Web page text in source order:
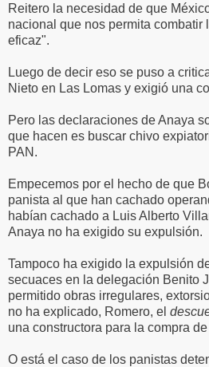
Reitero la necesidad de que
nacional que nos permita combatir
eficaz".
Luego de decir eso se puso a
Nieto en Las Lomas y exigió una
Pero las declaraciones de Anaya
que hacen es buscar chivo
PAN.
Empecemos por el hecho de que
panista al que han cachado
habían cachado a Luis Alberto
Anaya no ha exigido su expulsión.
Tampoco ha exigido la expulsión
secuaces en la delegación Benito
permitido obras irregulares,
no ha explicado, Romero, el
una constructora para la compra
O está el caso de los panistas